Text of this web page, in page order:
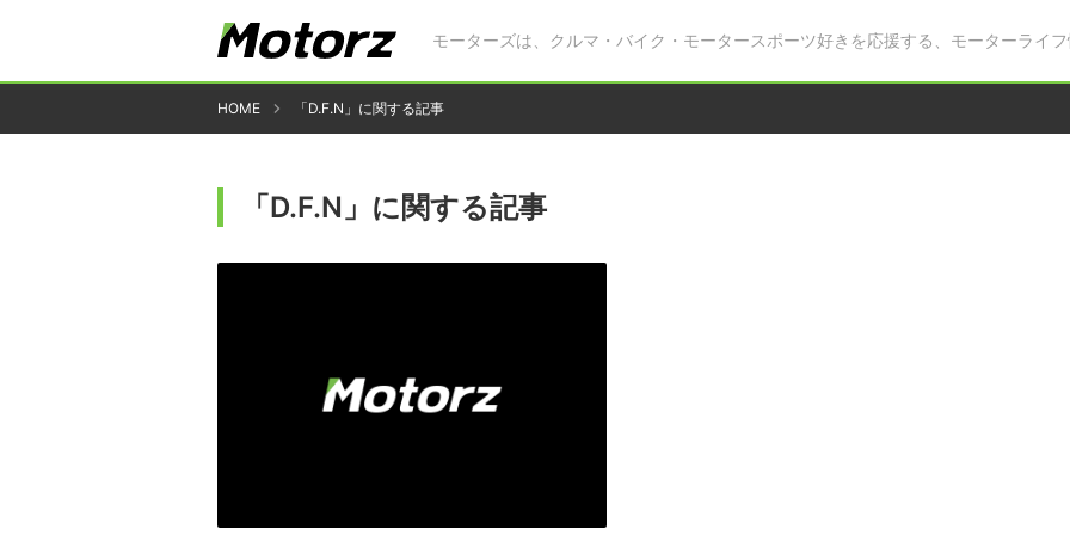
モーターズは、クルマ・バイク・モータースポーツ好きを応援する、モーターライフ
HOME 「D.F.N」に関する記事
「D.F.N」に関する記事